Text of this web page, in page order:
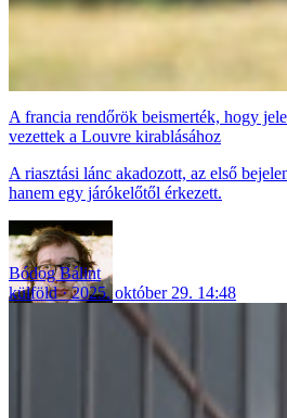
A francia rendőrök beismerték, hogy
vezettek a Louvre kirablásához
A riasztási lánc akadozott, az első
hanem egy járókelőtől érkezett.
Bódog Bálint
külföld
2025. október 29. 14:48